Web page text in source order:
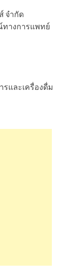
จำกัด
ทางการแพทย์
รและเครื่องดื่ม